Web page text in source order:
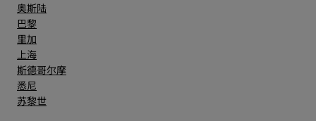
奥斯陆
巴黎
里加
上海
斯德哥尔摩
悉尼
苏黎世